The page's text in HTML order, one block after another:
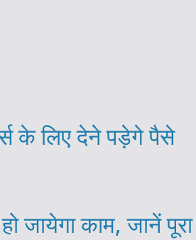
के लिए देने पड़ेगे पैसे
काम, जानें